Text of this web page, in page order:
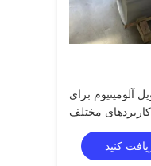
متعدد 5005 کویل آلومینیوم برای
کاربردهای مختلف
کنید